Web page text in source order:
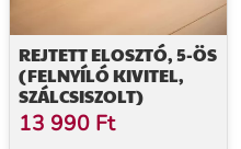
REJTETT ELOSZTÓ, 5-ÖS
(FELNYÍLÓ KIVITEL,
SZÁLCSISZOLT)
13 990 Ft